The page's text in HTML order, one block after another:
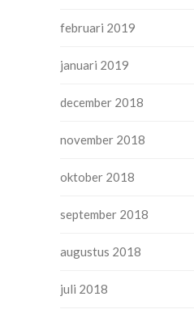
februari 2019
januari 2019
december 2018
november 2018
oktober 2018
september 2018
augustus 2018
juli 2018